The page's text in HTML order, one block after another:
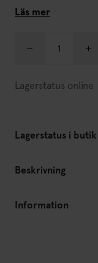
laptopfodralet eller andra släta
Läs mer
Lagerstatus online
Lagerstatus i butik
Beskrivning
Information